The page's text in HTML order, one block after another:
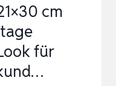
cm
für